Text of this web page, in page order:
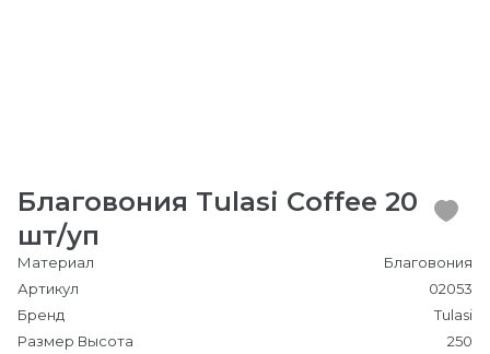
Благовония Tulasi Coffee 20
шт/уп
Материал
Благовония
Артикул
02053
Бренд
Tulasi
Размер Высота
250